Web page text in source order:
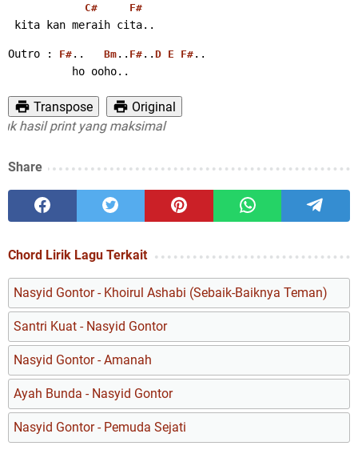
C# F#
kita kan meraih cita..
Outro : F# .. Bm .. F# .. D E F# ..
          ho ooho..
Transpose
Original
print yang maksimal
Share
Chord Lirik Lagu Terkait
Nasyid Gontor - Khoirul Ashabi (Sebaik-Baiknya Teman)
Santri Kuat - Nasyid Gontor
Nasyid Gontor - Amanah
Ayah Bunda - Nasyid Gontor
Nasyid Gontor - Pemuda Sejati